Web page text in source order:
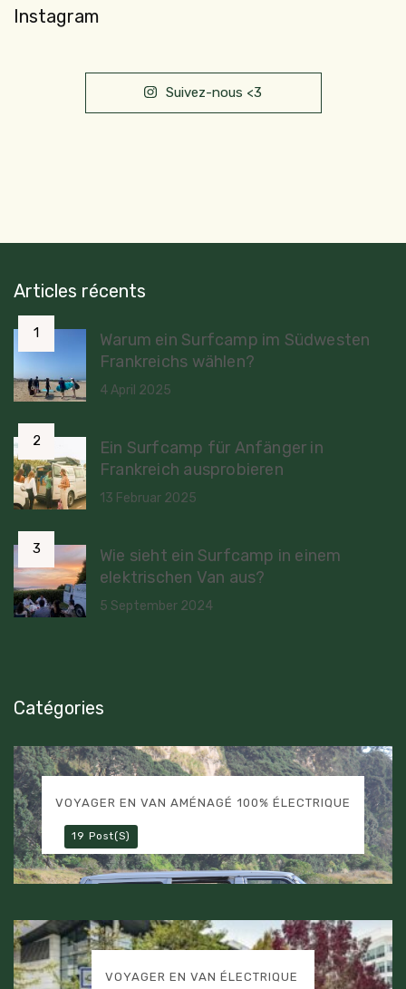
Instagram
Suivez-nous <3
Articles récents
Warum ein Surfcamp im Südwesten
Frankreichs wählen?
4 April 2025
Ein Surfcamp für Anfänger in
Frankreich ausprobieren
13 Februar 2025
Wie sieht ein Surfcamp in einem
elektrischen Van aus?
5 September 2024
Catégories
VOYAGER EN VAN AMÉNAGÉ 100% ÉLECTRIQUE
19 Post(s)
VOYAGER EN VAN ÉLECTRIQUE